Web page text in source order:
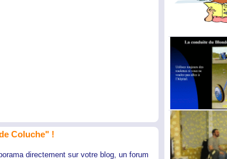
Coluche" !
directement sur votre blog, un forum